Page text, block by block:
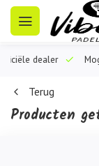
dealer
Terug
Producten